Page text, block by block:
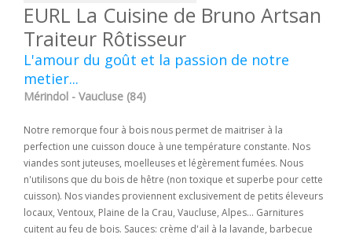
EURL La Cuisine de Bruno Artsan
Traiteur Rôtisseur
L'amour du goût et la passion de notre
metier...
Mérindol - Vaucluse (84)
Notre remorque four à bois nous permet de maitriser à la
perfection une cuisson douce à une température constante. Nos
viandes sont juteuses, moelleuses et légèrement fumées. Nous
n'utilisons que du bois de hêtre (non toxique et superbe pour cette
cuisson). Nos viandes proviennent exclusivement de petits éleveurs
locaux, Ventoux, Plaine de la Crau, Vaucluse, Alpes... Garnitures
cuitent au feu de bois. Sauces: crème d'ail à la lavande, barbecue